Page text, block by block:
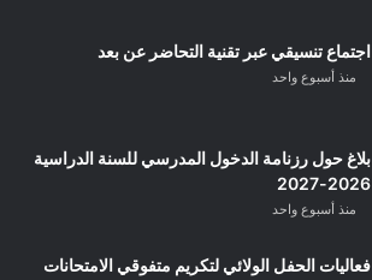
اجتماع تنسيقي عبر تقنية التحاضر عن بعد
منذ أسبوع واحد
بلاغ حول رزنامة الدخول المدرسي للسنة الدراسية
2026-2027
منذ أسبوع واحد
فعاليات الحفل الولائي لتكريم متفوقي الامتحانات